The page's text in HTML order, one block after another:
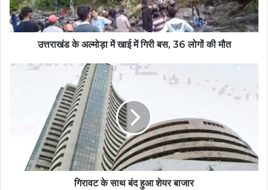
उत्तराखंड के अल्मोड़ा में खाई में गिरी बस, 36 लोगों की मौत
गिरावट के साथ बंद हुआ शेयर बाजार